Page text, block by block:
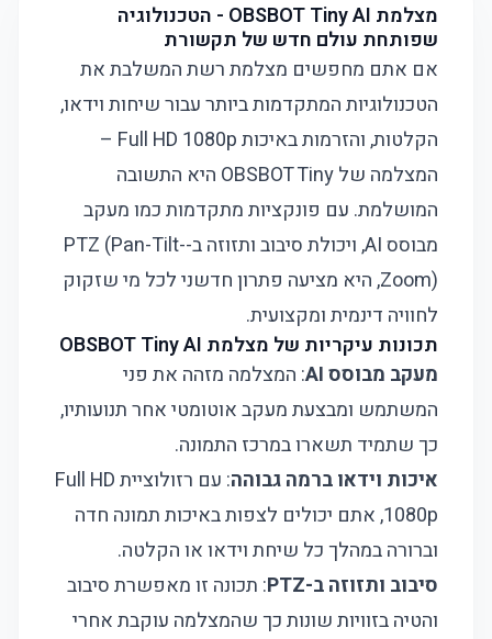
מצלמת OBSBOT Tiny AI - הטכנולוגיה
שפותחת עולם חדש של תקשורת
אם אתם מחפשים מצלמת רשת המשלבת את
הטכנולוגיות המתקדמות ביותר עבור שיחות וידאו,
הקלטות, והזרמות באיכות Full HD 1080p –
המצלמה של OBSBOT Tiny היא התשובה
המושלמת. עם פונקציות מתקדמות כמו מעקב
מבוסס AI, ויכולת סיבוב ותזוזה ב-PTZ (Pan-Tilt-
Zoom), היא מציעה פתרון חדשני לכל מי שזקוק
לחוויה דינמית ומקצועית.
תכונות עיקריות של מצלמת OBSBOT Tiny AI
מעקב מבוסס AI
: המצלמה מזהה את פני
המשתמש ומבצעת מעקב אוטומטי אחר תנועותיו,
כך שתמיד תשארו במרכז התמונה.
איכות וידאו ברמה גבוהה
: עם רזולוציית Full HD
1080p, אתם יכולים לצפות באיכות תמונה חדה
וברורה במהלך כל שיחת וידאו או הקלטה.
סיבוב ותזוזה ב-PTZ
: תכונה זו מאפשרת סיבוב
והטיה בזוויות שונות כך שהמצלמה עוקבת אחרי